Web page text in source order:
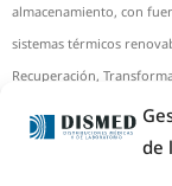
de
almacenamiento, con
sistemas térmicos
Recuperación,
Beneficiario: DISMED, S.A.